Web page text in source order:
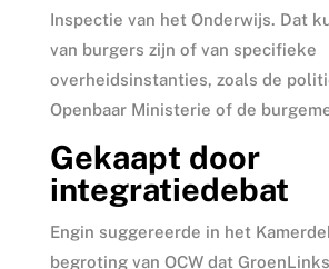
Inspectie van het Onderwijs. Dat
van burgers zijn of van specifieke
overheidsinstanties, zoals de
Openbaar Ministerie of de
Gekaapt door
integratiedebat
Engin suggereerde in het
begroting van OCW dat